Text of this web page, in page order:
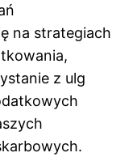
na strategiach
z ulg